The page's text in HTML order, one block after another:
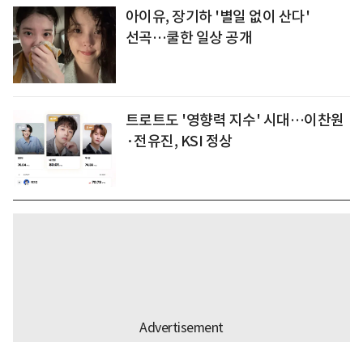
아이유, 장기하 '별일 없이 산다'
선곡…쿨한 일상 공개
트로트도 '영향력 지수' 시대…이찬원
·전유진, KSI 정상